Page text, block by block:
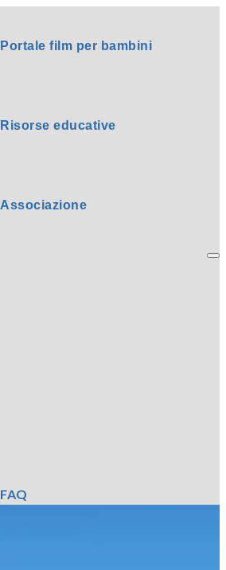
Portale film per bambini
Risorse educative
Associazione
FAQ